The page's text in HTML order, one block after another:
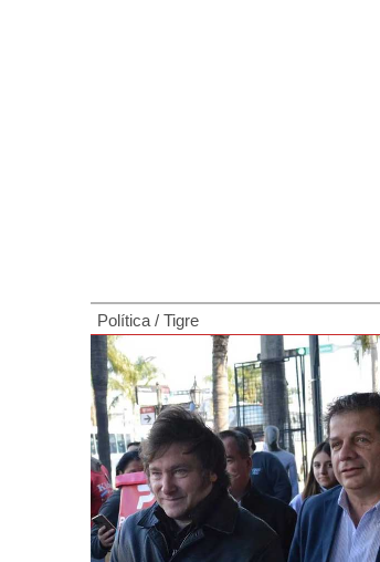
Política / Tigre